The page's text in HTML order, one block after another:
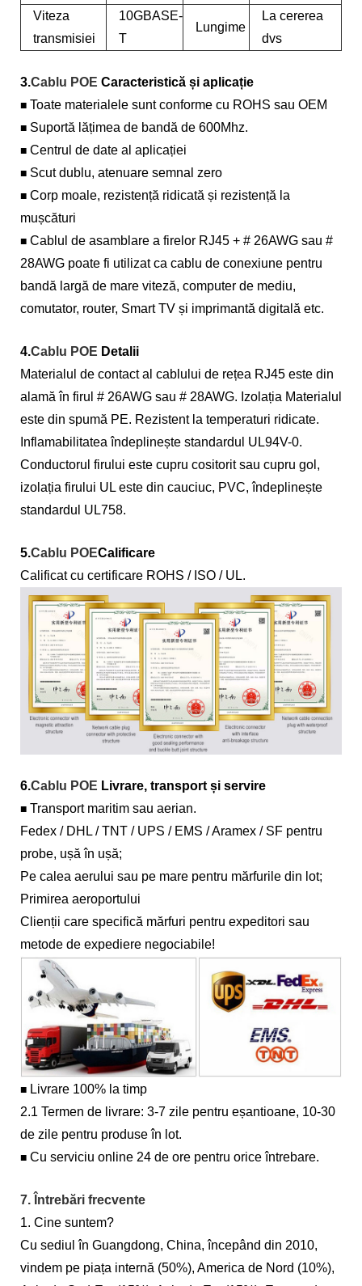
Viteza
transmisiei
10GBASE-
T
Lungime
La cererea
dvs
3.Cablu POE Caracteristică și aplicație
■ Toate materialele sunt conforme cu ROHS sau OEM
■ Suportă lățimea de bandă de 600Mhz.
■ Centrul de date al aplicației
■ Scut dublu, atenuare semnal zero
■ Corp moale, rezistență ridicată și rezistență la
mușcături
■ Cablul de asamblare a firelor RJ45 + # 26AWG sau #
28AWG poate fi utilizat ca cablu de conexiune pentru
bandă largă de mare viteză, computer de mediu,
comutator, router, Smart TV și imprimantă digitală etc.
4.Cablu POE Detalii
Materialul de contact al cablului de rețea RJ45 este din
alamă în firul # 26AWG sau # 28AWG. Izolația Materialul
este din spumă PE. Rezistent la temperaturi ridicate.
Inflamabilitatea îndeplinește standardul UL94V-0.
Conductorul firului este cupru cositorit sau cupru gol,
izolația firului UL este din cauciuc, PVC, îndeplinește
standardul UL758.
5.Cablu POECalificare
Calificat cu certificare ROHS / ISO / UL.
6.Cablu POE Livrare, transport și servire
■ Transport maritim sau aerian.
Fedex / DHL / TNT / UPS / EMS / Aramex / SF pentru
probe, ușă în ușă;
Pe calea aerului sau pe mare pentru mărfurile din lot;
Primirea aeroportului
Clienții care specifică mărfuri pentru expeditori sau
metode de expediere negociabile!
■ Livrare 100% la timp
2.1 Termen de livrare: 3-7 zile pentru eșantioane, 10-30
de zile pentru produse în lot.
■ Cu serviciu online 24 de ore pentru orice întrebare.
7. Întrebări frecvente
1. Cine suntem?
Cu sediul în Guangdong, China, începând din 2010,
vindem pe piața internă (50%), America de Nord (10%),